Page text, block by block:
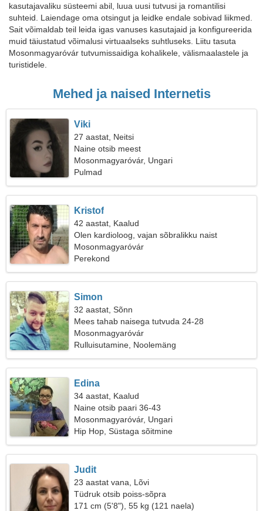
kasutajavaliku süsteemi abil, luua uusi tutvusi ja romantilisi
suhteid. Laiendage oma otsingut ja leidke endale sobivad liikmed.
Sait võimaldab teil leida igas vanuses kasutajaid ja konfigureerida
muid täiustatud võimalusi virtuaalseks suhtluseks. Liitu tasuta
Mosonmagyaróvár tutvumissaidiga kohalikele, välismaalastele ja
turistidele.
Mehed ja naised Internetis
Viki
27 aastat, Neitsi
Naine otsib meest
Mosonmagyaróvár, Ungari
Pulmad
Kristof
42 aastat, Kaalud
Olen kardioloog, vajan sõbralikku naist
Mosonmagyaróvár
Perekond
Simon
32 aastat, Sõnn
Mees tahab naisega tutvuda 24-28
Mosonmagyaróvár
Rulluisutamine, Noolemäng
Edina
34 aastat, Kaalud
Naine otsib paari 36-43
Mosonmagyaróvár, Ungari
Hip Hop, Süstaga sõitmine
Judit
23 aastat vana, Lõvi
Tüdruk otsib poiss-sõpra
171 cm (5'8"), 55 kg (121 naela)